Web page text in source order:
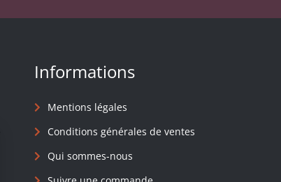
Informations
Mentions légales
Conditions générales de ventes
Qui sommes-nous